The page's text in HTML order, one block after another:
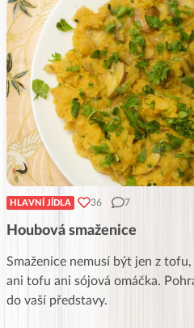
HLAVNÍ JÍDLA 36 7
Houbová smaženice
Smaženice nemusí být jen z
ani tofu ani sójová omáčka.
do vaší představy.